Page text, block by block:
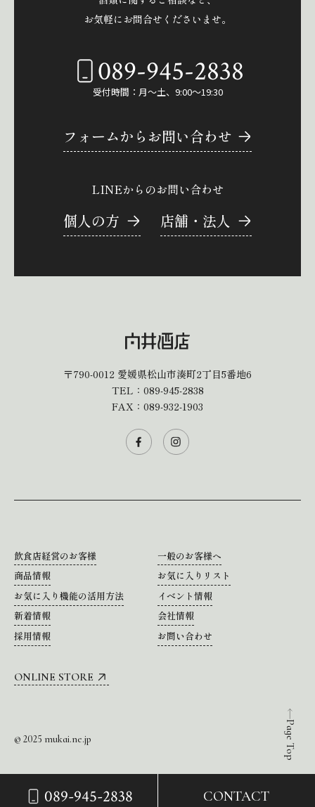
089-945-2838 CONTACT
Page Top
お気軽にお問合せくださいませ。
089-945-2838
受付時間：月～土、9:00～19:30
フォームからお問い合わせ
LINEからのお問い合わせ
個人の方 店舗・法人
〒790-0012 愛媛県松山市湊町2丁目5番地6
TEL： 089-945-2838
FAX：089-932-1903
飲食店経営のお客様
一般のお客様へ
商品情報
お気に入りリスト
お気に入り機能の活用方法
イベント情報
新着情報
会社情報
採用情報
お問い合わせ
ONLINE STORE
© 2025 mukai.ne.jp